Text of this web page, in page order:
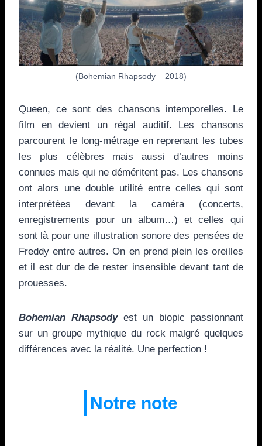
(Bohemian Rhapsody – 2018)
Queen, ce sont des chansons intemporelles. Le
film en devient un régal auditif. Les chansons
parcourent le long-métrage en reprenant les tubes
les plus célèbres mais aussi d’autres moins
connues mais qui ne déméritent pas. Les chansons
ont alors une double utilité entre celles qui sont
interprétées devant la caméra (concerts,
enregistrements pour un album…) et celles qui
sont là pour une illustration sonore des pensées de
Freddy entre autres. On en prend plein les oreilles
et il est dur de de rester insensible devant tant de
prouesses.
Bohemian Rhapsodyest un biopic passionnant
sur un groupe mythique du rock malgré quelques
différences avec la réalité. Une perfection !
Notre note